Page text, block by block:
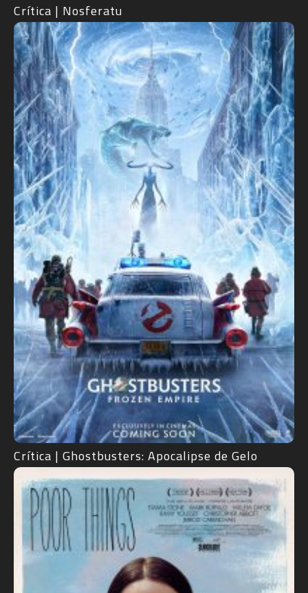
Crítica | Nosferatu
Crítica | Ghostbusters: Apocalipse de Gelo